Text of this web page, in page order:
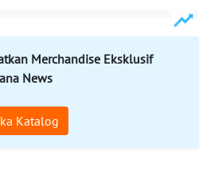
Merchandise Eksklusif
News
Katalog